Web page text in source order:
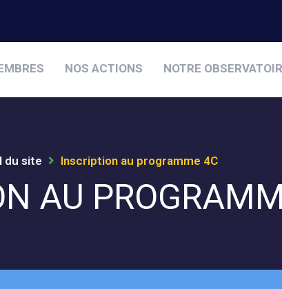
NOS ACTIONS NOTRE
du site Inscription au programme 4C
AU